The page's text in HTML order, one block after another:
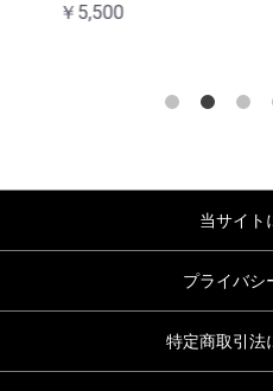
￥5,500
当サイト
プライバシ
特定商取引法